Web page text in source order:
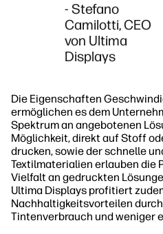
- Stefano
Camilotti, CEO
von Ultima
Displays
Die Eigenschaften
ermöglichen es dem
Spektrum an angebotenen
Möglichkeit, direkt auf Stoff
drucken, sowie der schnelle
Textilmaterialien erlauben die
Vielfalt an gedruckten
Ultima Displays profitiert
Nachhaltigkeitsvorteilen
Tintenverbrauch und weniger